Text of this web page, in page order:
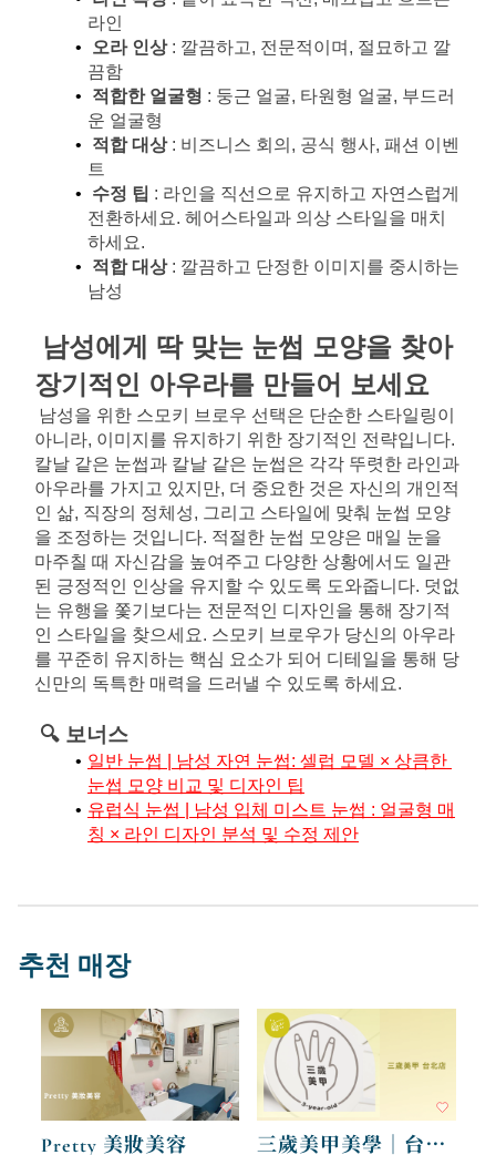
라인
오라 인상 : 깔끔하고, 전문적이며, 절묘하고 깔
끔함
적합한 얼굴형 : 둥근 얼굴, 타원형 얼굴, 부드러
운 얼굴형
적합 대상 : 비즈니스 회의, 공식 행사, 패션 이벤
트
수정 팁 : 라인을 직선으로 유지하고 자연스럽게
전환하세요. 헤어스타일과 의상 스타일을 매치
하세요.
적합 대상 : 깔끔하고 단정한 이미지를 중시하는
남성
남성에게 딱 맞는 눈썹 모양을 찾아
장기적인 아우라를 만들어 보세요
남성을 위한 스모키 브로우 선택은 단순한 스타일링이
아니라, 이미지를 유지하기 위한 장기적인 전략입니다.
칼날 같은 눈썹과 칼날 같은 눈썹은 각각 뚜렷한 라인과
아우라를 가지고 있지만, 더 중요한 것은 자신의 개인적
인 삶, 직장의 정체성, 그리고 스타일에 맞춰 눈썹 모양
을 조정하는 것입니다. 적절한 눈썹 모양은 매일 눈을
마주칠 때 자신감을 높여주고 다양한 상황에서도 일관
된 긍정적인 인상을 유지할 수 있도록 도와줍니다. 덧없
는 유행을 쫓기보다는 전문적인 디자인을 통해 장기적
인 스타일을 찾으세요. 스모키 브로우가 당신의 아우라
를 꾸준히 유지하는 핵심 요소가 되어 디테일을 통해 당
신만의 독특한 매력을 드러낼 수 있도록 하세요.
🔍 보너스
일반 눈썹 | 남성 자연 눈썹: 셀럽 모델 × 상큼한
눈썹 모양 비교 및 디자인 팁
유럽식 눈썹 | 남성 입체 미스트 눈썹 : 얼굴형 매
칭 × 라인 디자인 분석 및 수정 제안
추천 매장
Pretty 美妝美容 三歲美甲美學｜台北店